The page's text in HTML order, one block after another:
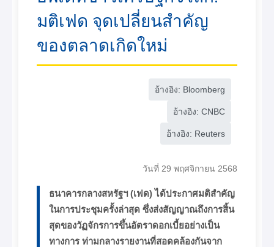
มติเฟด จุดเปลี่ยนสำคัญ
ของตลาดเกิดใหม่
อ้างอิง: Bloomberg
อ้างอิง: CNBC
อ้างอิง: Reuters
วันที่ 29 พฤศจิกายน 2568
ธนาคารกลางสหรัฐฯ (เฟด) ได้ประกาศมติสำคัญ
ในการประชุมครั้งล่าสุด ซึ่งส่งสัญญาณถึงการสิ้น
สุดของวัฏจักรการขึ้นอัตราดอกเบี้ยอย่างเป็น
ทางการ ท่ามกลางรายงานที่สอดคล้องกันจาก